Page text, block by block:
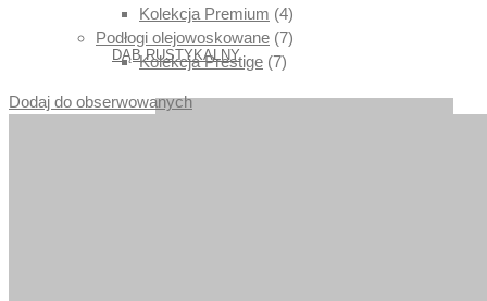
DĄB RUSTYKALNY
Kolekcja Premium (4)
Podłogi olejowoskowane (7)
Kolekcja Prestige (7)
Dodaj do obserwowanych